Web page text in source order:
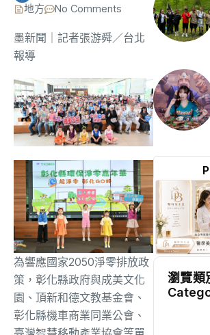
地方 No Comments
墨新聞 ｜記者張游舜／台北
報導
為響應國家2050淨零排放政
策，彰化縣政府與成美文化
園、頂新和德文教基金會、
彰化縣機車商業同業公會、
瀏覽類